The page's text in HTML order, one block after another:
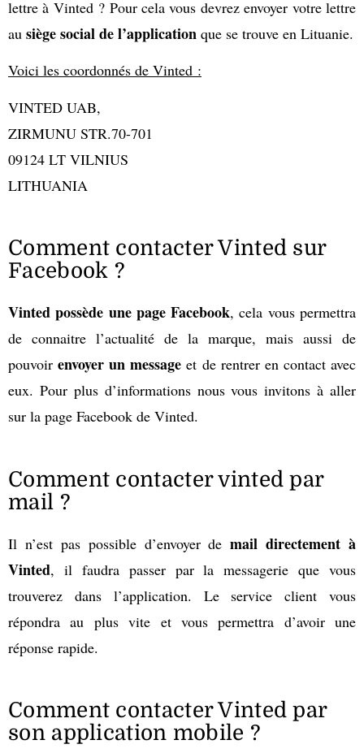
lettre à Vinted ? Pour cela vous devrez envoyer votre lettre
au siège social de l’application que se trouve en Lituanie.
Voici les coordonnés de Vinted :
VINTED UAB,
ZIRMUNU STR.70-701
09124 LT VILNIUS
LITHUANIA
Comment contacter Vinted sur
Facebook ?
Vinted possède une page Facebook, cela vous permettra
de connaitre l’actualité de la marque, mais aussi de
pouvoirenvoyer un message et de rentrer en contact avec
eux. Pour plus d’informations nous vous invitons à aller
sur la page Facebook de Vinted.
Comment contacter vinted par
mail ?
Il n’est pas possible d’envoyer demail directement à
Vinted, il faudra passer par la messagerie que vous
trouverez dans l’application. Le service client vous
répondra au plus vite et vous permettra d’avoir une
réponse rapide.
Comment contacter Vinted par
son application mobile ?